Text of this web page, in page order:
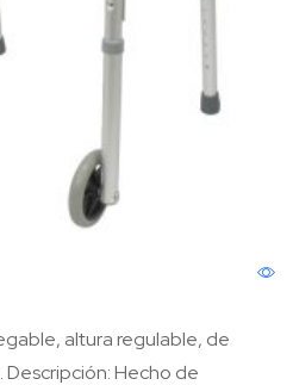
altura regulable, de
Descripción: Hecho de